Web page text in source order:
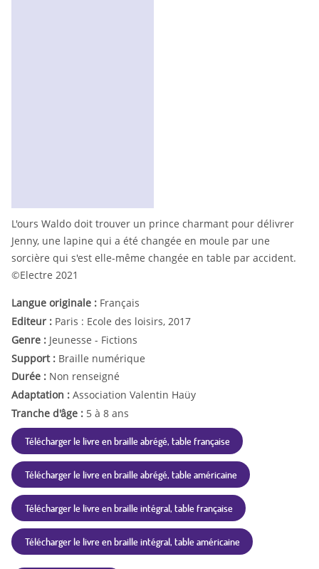
L'ours Waldo doit trouver un prince charmant pour délivrer
Jenny, une lapine qui a été changée en moule par une
sorcière qui s'est elle-même changée en table par accident.
©Electre 2021
Langue originale : Français
Editeur : Paris : Ecole des loisirs, 2017
Genre : Jeunesse - Fictions
Support : Braille numérique
Durée : Non renseigné
Adaptation : Association Valentin Haüy
Tranche d'âge : 5 à 8 ans
Télécharger le livre en braille abrégé, table française
Télécharger le livre en braille abrégé, table américaine
Télécharger le livre en braille intégral, table française
Télécharger le livre en braille intégral, table américaine